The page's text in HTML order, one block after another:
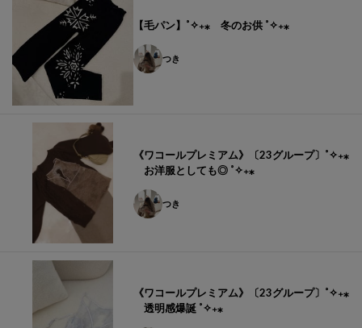
【毛パン】˚✧₊⁎ 冬のお供 ˚✧₊⁎
つき
《ワコールプレミアム》〔23グループ〕˚✧₊⁎
お洋服としても◎ ˚✧₊⁎
つき
《ワコールプレミアム》〔23グループ〕˚✧₊⁎
透明感爆誕 ˚✧₊⁎